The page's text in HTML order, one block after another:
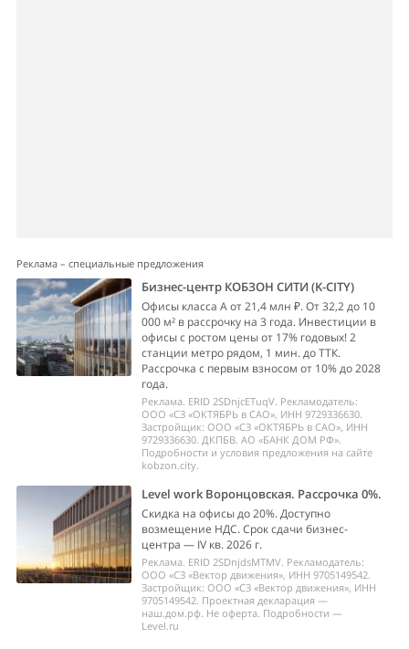
Реклама – специальные предложения
Бизнес-центр КОБЗОН СИТИ (K-CITY)
Офисы класса А от 21,4 млн ₽. От 32,2 до 10
000 м² в рассрочку на 3 года. Инвестиции в
офисы с ростом цены от 17% годовых! 2
станции метро рядом, 1 мин. до ТТК.
Рассрочка с первым взносом от 10% до 2028
года.
Реклама. ERID 2SDnjcETuqV. Рекламодатель:
ООО «СЗ «ОКТЯБРЬ в САО», ИНН 9729336630.
Застройщик: ООО «СЗ «ОКТЯБРЬ в САО», ИНН
9729336630. ДКПБВ. АО «БАНК ДОМ РФ».
Подробности и условия предложения на сайте
kobzon.city.
Level work Воронцовская. Рассрочка 0%.
Скидка на офисы до 20%. Доступно
возмещение НДС. Срок сдачи бизнес-
центра — IV кв. 2026 г.
Реклама. ERID 2SDnjdsMTMV. Рекламодатель:
ООО «СЗ «Вектор движения», ИНН 9705149542.
Застройщик: ООО «СЗ «Вектор движения», ИНН
9705149542. Проектная декларация —
наш.дом.рф. Не оферта. Подробности —
Level.ru